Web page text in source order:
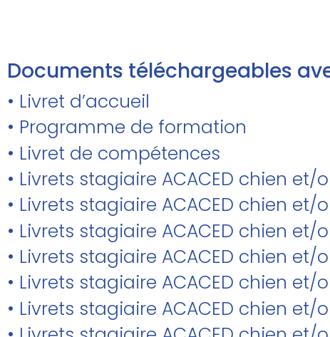
Documents téléchargeables
• Livret d’accueil
• Programme de formation
• Livret de compétences
• Livrets stagiaire ACACED chien
• Livrets stagiaire ACACED chien
• Livrets stagiaire ACACED chien
• Livrets stagiaire ACACED chien
• Livrets stagiaire ACACED chien
• Livrets stagiaire ACACED chien